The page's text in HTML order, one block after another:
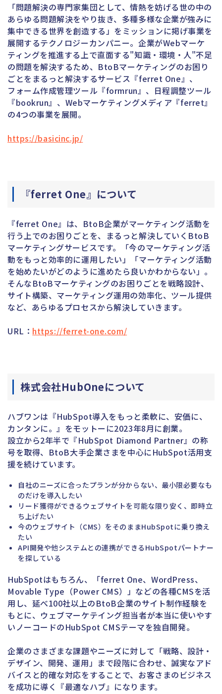
「問題解決の専門家集団として、情熱を妨げる世の中の
あらゆる問題解決をやり抜き、多種多様な企業が強みに
集中できる世界を創造する」をミッションに掲げ事業を
展開するテクノロジーカンパニー。企業がWebマーケ
ティングを推進する上で直面する"知識・環境・人"不足
の問題を解決するため、BtoBマーケティングのお困り
ごとをまるっと解決するサービス『ferret One』、
フォーム作成管理ツール『formrun』、日程調整ツール
『bookrun』、Webマーケティングメディア『ferret』
の4つの事業を展開。
https://basicinc.jp/
『ferret One』について
『ferret One』は、BtoB企業がマーケティング活動を
行う上でのお困りごとを、まるっと解決していくBtoB
マーケティングサービスです。「今のマーケティング活
動をもっと効率的に運用したい」「マーケティング活動
を始めたいがどのように進めたら良いかわからない」。
そんなBtoBマーケティングのお困りごとを戦略設計、
サイト構築、マーケティング運用の効率化、ツール提供
など、あらゆるプロセスから解決していきます。
URL： https://ferret-one.com/
株式会社HubOneについて
ハブワンは『HubSpot導入をもっと柔軟に、安価に、
カンタンに。』をモットーに2023年8月に創業。
設立から2年半で『HubSpot Diamond Partner』の称
号を取得、BtoB大手企業さまを中心にHubSpot活用支
援を続けています。
自社のニーズに合ったプランが分からない、最小限必要なも
のだけを導入したい
リード獲得ができるウェブサイトを可能な限り安く、即時立
ち上げたい
今のウェブサイト（CMS）をそのままHubSpotに乗り換え
たい
API開発や他システムとの連携ができるHubSpotパートナー
を探している
HubSpotはもちろん、「ferret One、WordPress、
Movable Type（Power CMS）」などの各種CMSを活
用し、延べ100社以上のBtoB企業のサイト制作経験を
もとに、ウェブマーケテイング担当者が本当に使いやす
いノーコードのHubSpot CMSテーマを独自開発。
企業のさまざまな課題やニーズに対して「戦略、設計・
デザイン、開発、運用」まで段階に合わせ、誠実なアド
バイスと的確な対応をすることで、お客さまのビジネス
を成功に導く『最適なハブ』になります。